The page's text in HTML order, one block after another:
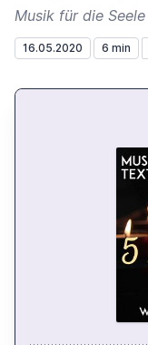
Musik für die
16.05.2020 6 min